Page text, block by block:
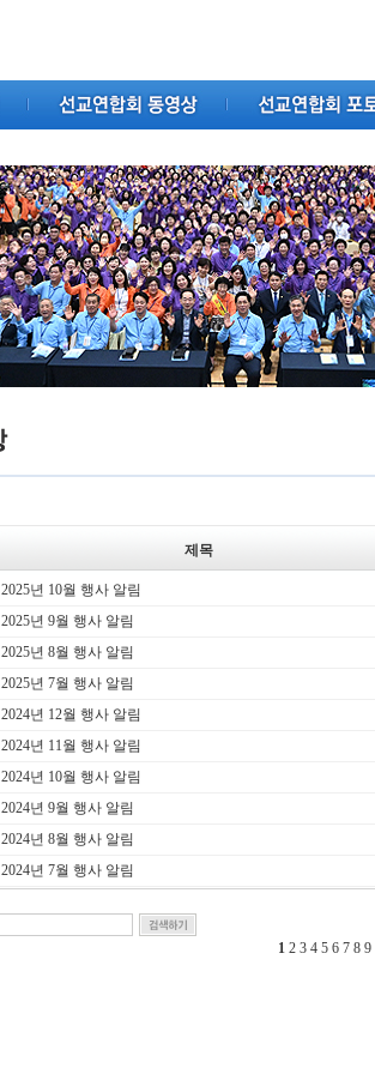
제목
2025년 10월 행사 알림
2025년 9월 행사 알림
2025년 8월 행사 알림
2025년 7월 행사 알림
2024년 12월 행사 알림
2024년 11월 행사 알림
2024년 10월 행사 알림
2024년 9월 행사 알림
2024년 8월 행사 알림
2024년 7월 행사 알림
1 2 3 4 5 6 7 8 9